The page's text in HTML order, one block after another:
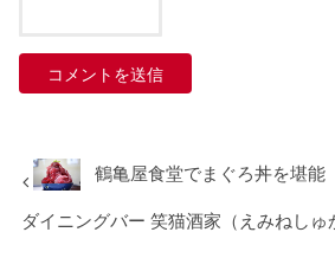
鶴亀屋食堂でまぐろ丼を堪能
ダイニングバー 笑猫酒家（えみねしゅ